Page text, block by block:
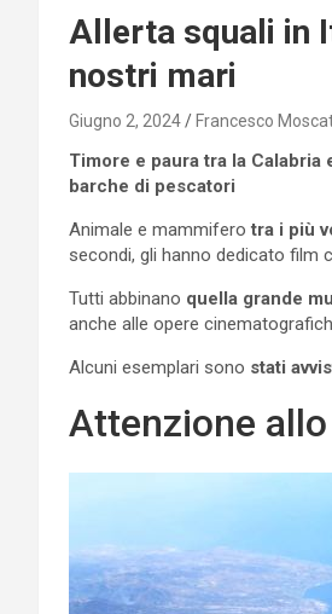
Allerta squali in
nostri mari
Giugno 2, 2024 Francesco
Timore e paura tra la
barche di pescatori
Animale e mammifero tra i più
secondi, gli hanno dedicato film
Tutti abbinano quella grande
anche alle opere
Alcuni esemplari sono stati
Attenzione